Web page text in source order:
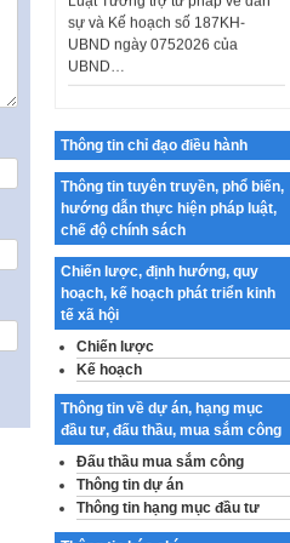
sự và Kế hoạch số 187KH-
UBND ngày 0752026 của
UBND…
Ban hành Danh mục vị trí khai
thành phố Hà Nội
Kế hoạch Tổ chức Cuộc thi
chính luận về bảo vệ nền tảng tư
tưởng của Đảng…
Công bố công khai dự toán kinh
phí xây dựng pháp luật, hoàn
thiện thể chế, chính…
Quy định về nghiên cứu, ứng
dụng khoa học, công nghệ, đổi
mới sáng tạo và chuyển…
Quy định chi tiết và hướng dẫn
thi hành một số điều của Luật Lý
lịch tư…
Sửa đổi, bổ sung một số nội
dung tại Nghị quyết số 30/NQ-
CP ngày 24 tháng 02…
Thông tin chỉ đạo điều hành
Thông tin tuyên truyền, phổ biến,
hướng dẫn thực hiện pháp luật,
chế độ chính sách
Chiến lược, định hướng, quy
hoạch, kế hoạch phát triển kinh
tế xã hội
Chiến lược
Kế hoạch
Thông tin về dự án, hạng mục
đầu tư, đấu thầu, mua sắm công
Đấu thầu mua sắm công
Thông tin dự án
Thông tin hạng mục đầu tư